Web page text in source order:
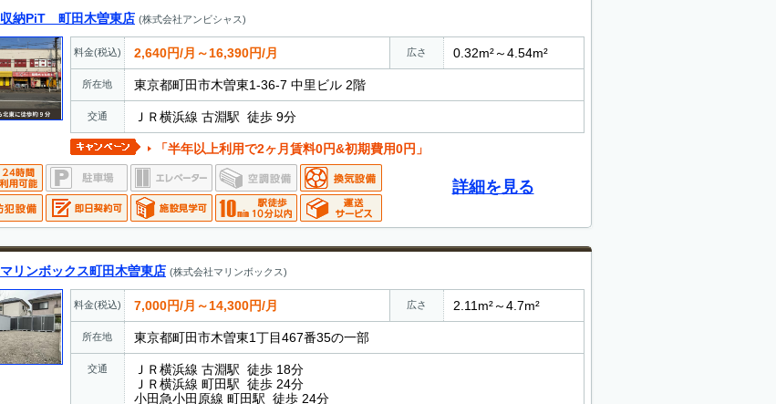
収納PiT 町田木曽東店 (株式会社アンビシャス)
料金(税込) 2,640円/月～16,390円/月 広さ 0.32m²～4.54m²
所在地 東京都町田市木曽東1-36-7 中里ビル 2階
交通 ＪＲ横浜線 古淵駅 徒歩 9分
「半年以上利用で2ヶ月賃料0円&初期費用0円」
詳細を見る
マリンボックス町田木曽東店 (株式会社マリンボックス)
料金(税込) 7,000円/月～14,300円/月 広さ 2.11m²～4.7m²
所在地 東京都町田市木曽東1丁目467番35の一部
交通
ＪＲ横浜線 古淵駅 徒歩 18分
ＪＲ横浜線 町田駅 徒歩 24分
小田急小田原線 町田駅 徒歩 24分